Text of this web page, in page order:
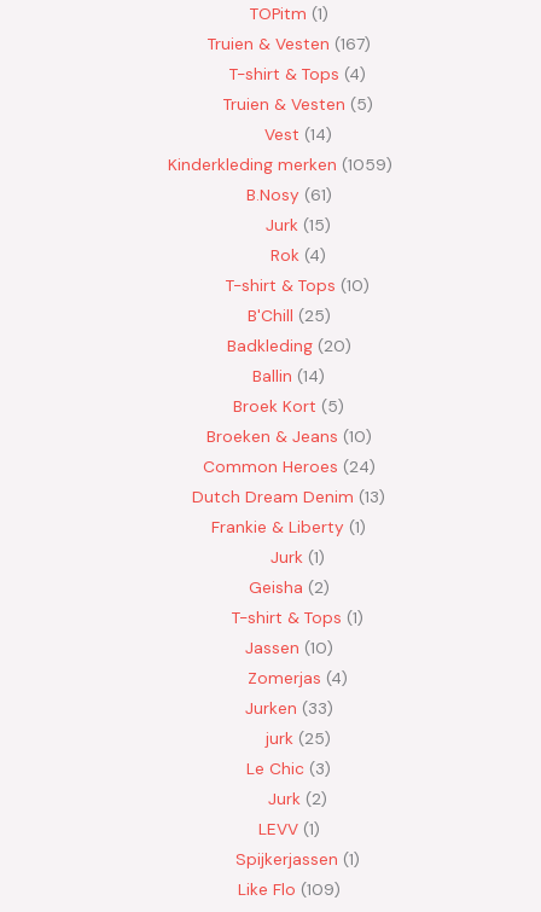
TOPitm 1
Truien & Vesten 167
T-shirt & Tops 4
Truien & Vesten 5
Vest 14
Kinderkleding merken 1059
B.Nosy 61
Jurk 15
Rok 4
T-shirt & Tops 10
B'Chill 25
Badkleding 20
Ballin 14
Broek Kort 5
Broeken & Jeans 10
Common Heroes 24
Dutch Dream Denim 13
Frankie & Liberty 1
Jurk 1
Geisha 2
T-shirt & Tops 1
Jassen 10
Zomerjas 4
Jurken 33
jurk 25
Le Chic 3
Jurk 2
LEVV 1
Spijkerjassen 1
Like Flo 109